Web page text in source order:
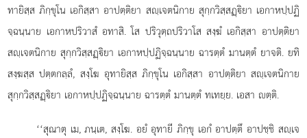
ทายิสฺส ภิกฺขุโน เอกิสฺสา อาปตฺติยา สฺเจตนิกาย สุกฺกวิสฺสฏฺิยา เอกาหปฺปฏิ
จฺฉนฺนาย เอกาหปริวาสํ อทาสิ. โส ปริวุตฺถปริวาโส สงฺฆํ เอกิสฺสา อาปตฺติยา
สฺเจตนิกาย สุกฺกวิสฺสฏฺิยา เอกาหปฺปฏิจฺฉนฺนาย ฉารตฺตํ มานตฺตํ ยาจติ. ยทิ
สงฺฆสฺส ปตฺตกลฺลํ, สงฺโฆ อุทายิสฺส ภิกฺขุโน เอกิสฺสา อาปตฺติยา สฺเจตนิกาย
สุกฺกวิสฺสฏฺิยา เอกาหปฺปฏิจฺฉนฺนาย ฉารตฺตํ มานตฺตํ ทเทยฺย. เอสา ตฺติ.
‘‘สุณาตุ เม, ภนฺเต, สงฺโฆ. อยํ อุทายี ภิกฺขุ เอกํ อาปตฺตึ อาปชฺชิ สฺเจ